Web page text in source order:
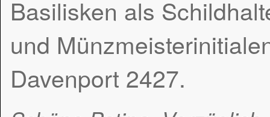
Basilisken als
und
Davenport 2427.